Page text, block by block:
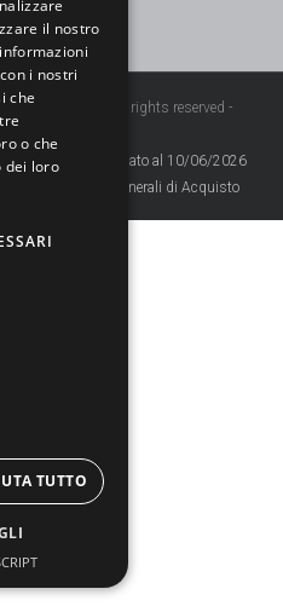
00104250196 - All rights reserved -
sito aggiornato al 10/06/2026
Policy
Condizioni Generali di Acquisto
il nostro
i nostri
che
o che
dei loro
TUTTO